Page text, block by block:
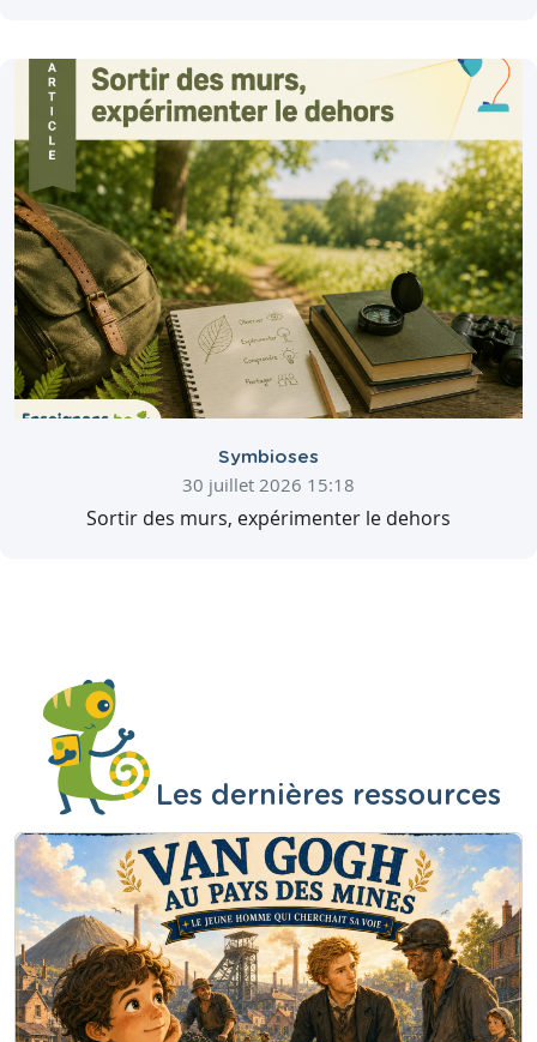
Symbioses
30 juillet 2026 15:18
Sortir des murs, expérimenter le dehors
Les dernières ressources